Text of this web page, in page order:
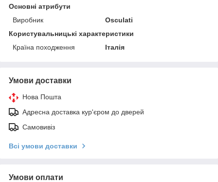
Основні атрибути
Виробник
Osculati
Користувальницькі характеристики
Країна походження
Італія
Умови доставки
Нова Пошта
Адресна доставка кур'єром до дверей
Самовивіз
Всі умови доставки
Умови оплати